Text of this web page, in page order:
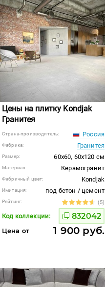
Цены на плитку Kondjak
Гранитея
Страна-производитель: Россия
Фабрика: Гранитея
Размер: 60x60, 60x120 см
Материал: Керамогранит
Фабричный цвет: Kondjak
Имитация: под бетон / цемент
Рейтинг: (5)
Код коллекции: 832042
Цена от 1 900 руб.